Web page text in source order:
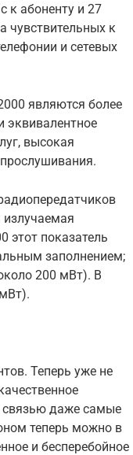
к абоненту и 27
чувствительных к
и сетевых
являются более
эквивалентное
высокая
излучаемая
этот показатель
заполнением;
200 мВт). В
Теперь уже не
связью даже самые
теперь можно в
и бесперебойное